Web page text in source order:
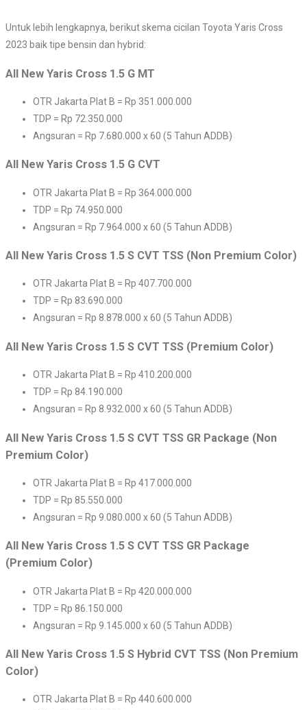
Untuk lebih lengkapnya, berikut skema cicilan Toyota Yaris Cross
2023 baik tipe bensin dan hybrid:
All New Yaris Cross 1.5 G MT
OTR Jakarta Plat B = Rp 351.000.000
TDP = Rp 72.350.000
Angsuran = Rp 7.680.000 x 60 (5 Tahun ADDB)
All New Yaris Cross 1.5 G CVT
OTR Jakarta Plat B = Rp 364.000.000
TDP = Rp 74.950.000
Angsuran = Rp 7.964.000 x 60 (5 Tahun ADDB)
All New Yaris Cross 1.5 S CVT TSS (Non Premium Color)
OTR Jakarta Plat B = Rp 407.700.000
TDP = Rp 83.690.000
Angsuran = Rp 8.878.000 x 60 (5 Tahun ADDB)
All New Yaris Cross 1.5 S CVT TSS (Premium Color)
OTR Jakarta Plat B = Rp 410.200.000
TDP = Rp 84.190.000
Angsuran = Rp 8.932.000 x 60 (5 Tahun ADDB)
All New Yaris Cross 1.5 S CVT TSS GR Package (Non
Premium Color)
OTR Jakarta Plat B = Rp 417.000.000
TDP = Rp 85.550.000
Angsuran = Rp 9.080.000 x 60 (5 Tahun ADDB)
All New Yaris Cross 1.5 S CVT TSS GR Package
(Premium Color)
OTR Jakarta Plat B = Rp 420.000.000
TDP = Rp 86.150.000
Angsuran = Rp 9.145.000 x 60 (5 Tahun ADDB)
All New Yaris Cross 1.5 S Hybrid CVT TSS (Non Premium
Color)
OTR Jakarta Plat B = Rp 440.600.000